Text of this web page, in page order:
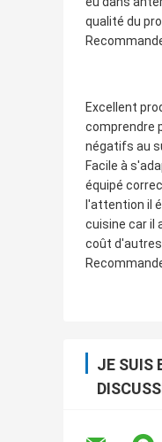
qualité du
Excellent
comprendre
négatifs au
Facile à
équipé
l'attention il
cuisine car il
coût
JE SUIS